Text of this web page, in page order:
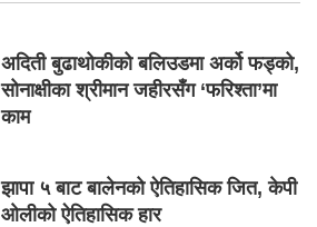
अदिती बुढाथोकीको बलिउडमा अर्को फड्को,
सोनाक्षीका श्रीमान जहीरसँग ‘फरिश्ता’मा
काम
झापा ५ बाट बालेनको ऐतिहासिक जित, केपी
ओलीको ऐतिहासिक हार